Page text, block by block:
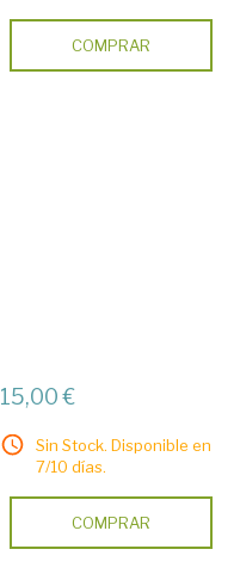
COMPRAR
15,00 €
Sin Stock. Disponible en
7/10 días.
COMPRAR